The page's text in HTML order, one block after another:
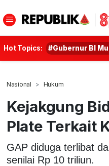
Hot Topics: #Gubernur BI
Nasional Hukum
Kejakgung
Plate Terkait
GAP diduga terlibat
senilai Rp 10 triliun.